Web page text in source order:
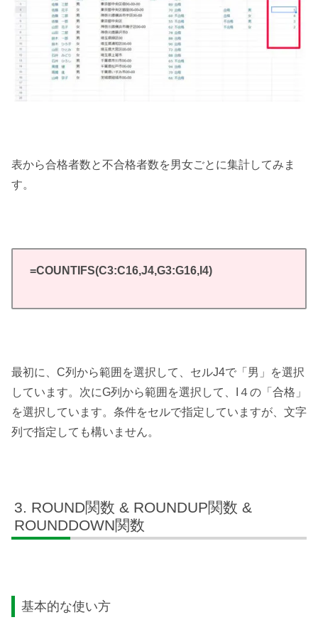
表から合格者数と不合格者数を男女ごとに集計してみま
す。
=COUNTIFS(C3:C16,J4,G3:G16,I4)
最初に、C列から範囲を選択して、セルJ4で「男」を選択
しています。次にG列から範囲を選択して、I４の「合格」
を選択しています。条件をセルで指定していますが、文字
列で指定しても構いません。
ROUND関数 & ROUNDUP関数 &
ROUNDDOWN関数
基本的な使い方